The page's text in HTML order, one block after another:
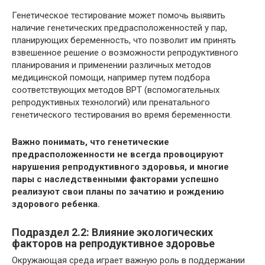
Генетическое тестирование может помочь выявить
наличие генетических предрасположенностей у пар,
планирующих беременность, что позволит им принять
взвешенное решение о возможности репродуктивного
планирования и применении различных методов
медицинской помощи, например путем подбора
соответствующих методов ВРТ (вспомогательных
репродуктивных технологий) или пренатального
генетического тестирования во время беременности.
Важно понимать, что генетические
предрасположенности не всегда провоцируют
нарушения репродуктивного здоровья, и многие
пары с наследственными факторами успешно
реализуют свои планы по зачатию и рождению
здорового ребенка.
Подраздел 2.2: Влияние экологических
факторов на репродуктивное здоровье
Окружающая среда играет важную роль в поддержании